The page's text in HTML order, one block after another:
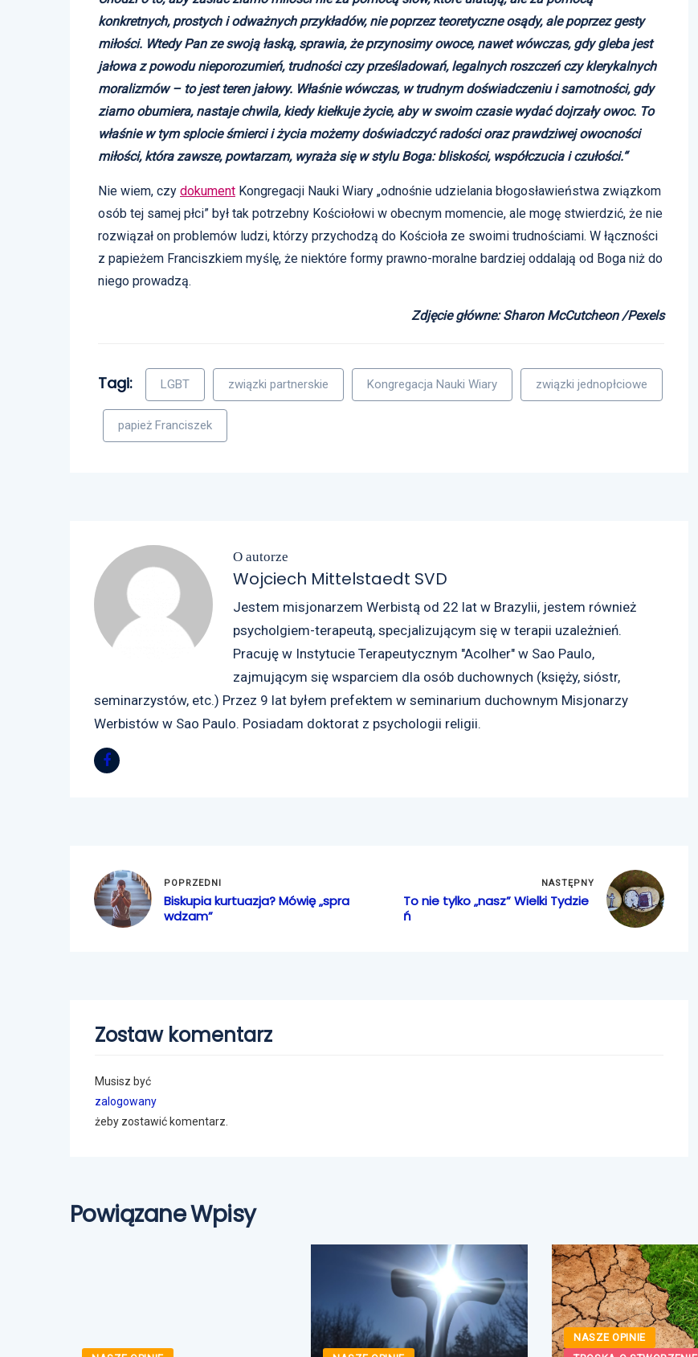
konkretnych, prostych i odważnych przykładów, nie poprzez teoretyczne osądy, ale poprzez gesty
miłości. Wtedy Pan ze swoją łaską, sprawia, że przynosimy owoce, nawet wówczas, gdy gleba jest
jałowa z powodu nieporozumień, trudności czy prześladowań, legalnych roszczeń czy klerykalnych
moralizmów – to jest teren jałowy. Właśnie wówczas, w trudnym doświadczeniu i samotności, gdy
ziarno obumiera, nastaje chwila, kiedy kiełkuje życie, aby w swoim czasie wydać dojrzały owoc. To
właśnie w tym splocie śmierci i życia możemy doświadczyć radości oraz prawdziwej owocności
miłości, która zawsze, powtarzam, wyraża się w stylu Boga: bliskości, współczucia i czułości.“
Nie wiem, czy dokument Kongregacji Nauki Wiary „odnośnie udzielania błogosławieństwa związkom
osób tej samej płci” był tak potrzebny Kościołowi w obecnym momencie, ale mogę stwierdzić, że nie
rozwiązał on problemów ludzi, którzy przychodzą do Kościoła ze swoimi trudnościami. W łączności
z papieżem Franciszkiem myślę, że niektóre formy prawno-moralne bardziej oddalają od Boga niż do
niego prowadzą.
Zdjęcie główne: Sharon McCutcheon /Pexels
Tagi: LGBT związki partnerskie Kongregacja Nauki Wiary związki jednopłciowe
papież Franciszek
O autorze
Wojciech Mittelstaedt SVD
Jestem misjonarzem Werbistą od 22 lat w Brazylii, jestem również
psycholgiem-terapeutą, specjalizującym się w terapii uzależnień.
Pracuję w Instytucie Terapeutycznym "Acolher" w Sao Paulo,
zajmującym się wsparciem dla osób duchownych (księży, sióstr,
seminarzystów, etc.) Przez 9 lat byłem prefektem w seminarium duchownym Misjonarzy
Werbistów w Sao Paulo. Posiadam doktorat z psychologii religii.
POPRZEDNI
Biskupia kurtuazja? Mówię „spra
wdzam”
NASTĘPNY
To nie tylko „nasz” Wielki Tydzie
ń
Zostaw komentarz
Musisz być
zalogowany
żeby zostawić komentarz.
Powiązane Wpisy
NASZE OPINIE